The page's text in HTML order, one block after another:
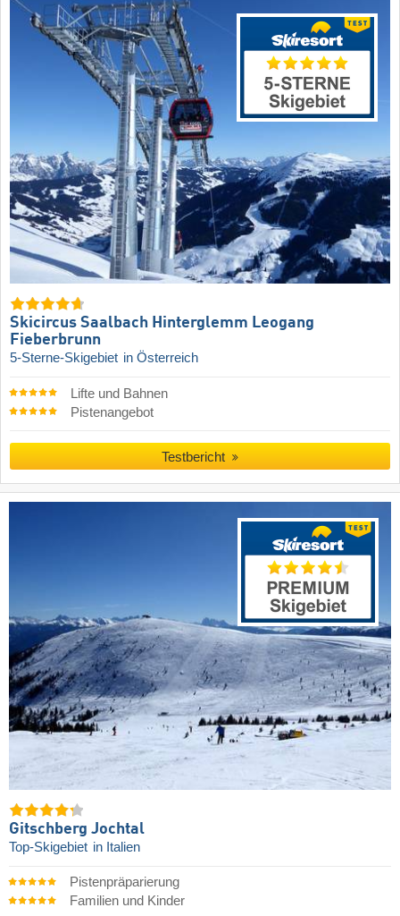
Skicircus Saalbach Hinterglemm Leogang
Fieberbrunn
5-Sterne-Skigebiet in Österreich
Lifte und Bahnen
Pistenangebot
Testbericht
Gitschberg Jochtal
Top-Skigebiet in Italien
Pistenpräparierung
Familien und Kinder